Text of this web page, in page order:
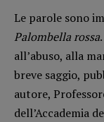
Fumetti
Libro &
Pulp
Opera
Le parole sono
Palombella rossa
all’abuso, alla
breve saggio,
autore,
dell’Accademia